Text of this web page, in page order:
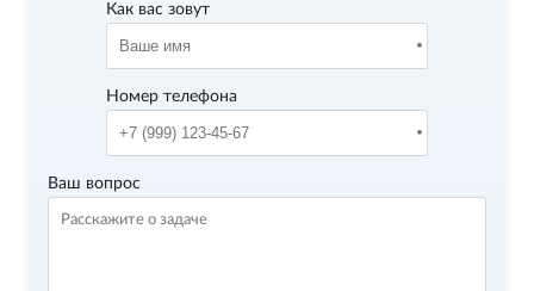
Как вас зовут
Номер телефона
Ваш вопрос